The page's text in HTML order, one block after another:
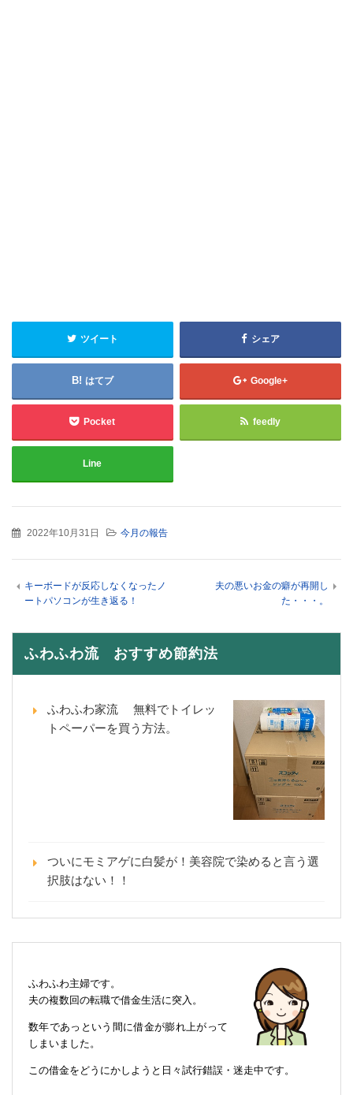
ツイート シェア
はてブ Google+
Pocket feedly
Line
2022年10月31日 今月の報告
キーボードが反応しなくなったノ
ートパソコンが生き返る！
夫の悪いお金の癖が再開し
た・・・。
ふわふわ流 おすすめ節約法
ふわふわ家流 無料でトイレッ
トペーパーを買う方法。
ついにモミアゲに白髪が！美容院で染めると言う選
択肢はない！！
ふわふわ主婦です。
夫の複数回の転職で借金生活に突入。
数年であっという間に借金が膨れ上がって
しまいました。
この借金をどうにかしようと日々試行錯誤・迷走中です。